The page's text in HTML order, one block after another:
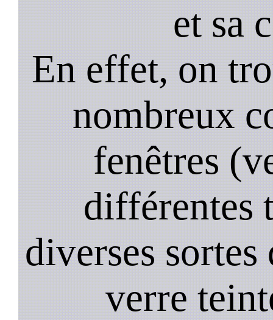
et sa
En effet, on
nombreux
fenêtres
différentes
diverses
verre